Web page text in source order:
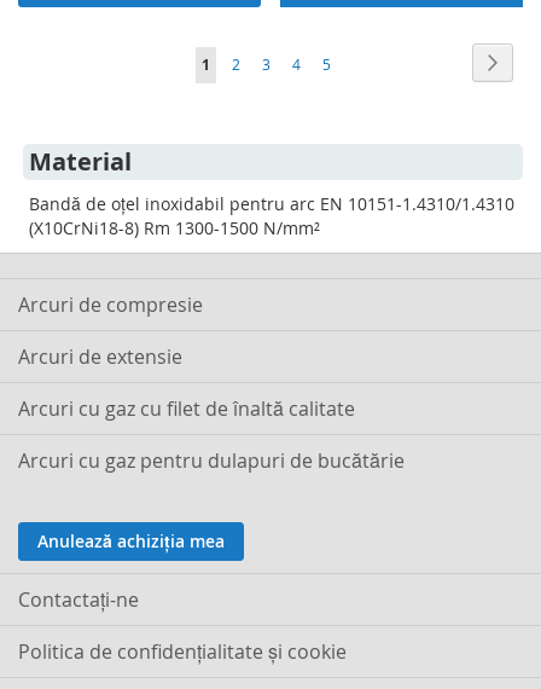
Pagina
în
pagina
1 Pagina
2 Pagina
3 Pagina
4 Pagina
5
Material
Bandă de oțel inoxidabil pentru arc EN 10151-1.4310/1.4310
(X10CrNi18-8) Rm 1300-1500 N/mm²
Arcuri de compresie
Arcuri de extensie
Arcuri cu gaz cu filet de înaltă calitate
Arcuri cu gaz pentru dulapuri de bucătărie
Anulează achiziția mea
Contactaţi-ne
Politica de confidențialitate și cookie